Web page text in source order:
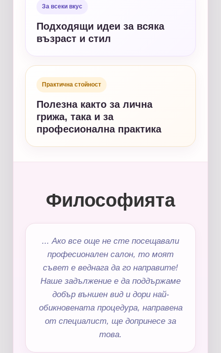
За всеки вкус
Подходящи идеи за всяка
възраст и стил
Практична стойност
Полезна както за лична
грижа, така и за
професионална практика
Философията
... Ако все още не сте посещавали
професионален салон, то моят
съвет е веднага да го направите!
Наше задължение е да поддържаме
добър външен вид и дори най-
обикновената процедура, направена
от специалист, ще допринесе за
това.